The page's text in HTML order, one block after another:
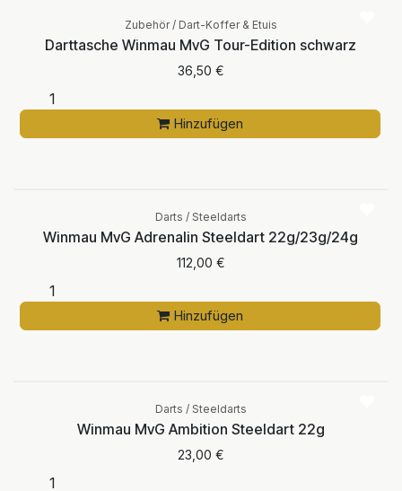
Zubehör / Dart-Koffer & Etuis
Darttasche Winmau MvG Tour-Edition schwarz
36,50 €
Hinzufügen
Darts / Steeldarts
Winmau MvG Adrenalin Steeldart 22g/23g/24g
112,00 €
Hinzufügen
Darts / Steeldarts
Winmau MvG Ambition Steeldart 22g
23,00 €